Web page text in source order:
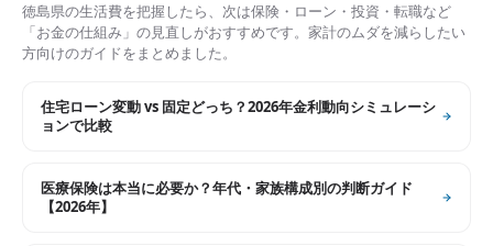
徳島県の生活費を把握したら、次は保険・ローン・投資・転職など
「お金の仕組み」の見直しがおすすめです。家計のムダを減らしたい
方向けのガイドをまとめました。
住宅ローン変動 vs 固定どっち？2026年金利動向シミュレーシ
ョンで比較
医療保険は本当に必要か？年代・家族構成別の判断ガイド
【2026年】